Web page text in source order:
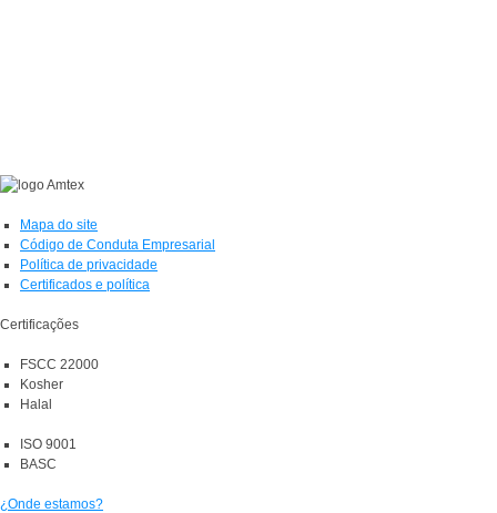
Mapa do site
Código de Conduta Empresarial
Política de privacidade
Certificados e política
Certificações
FSCC 22000
Kosher
Halal
ISO 9001
BASC
¿Onde estamos?